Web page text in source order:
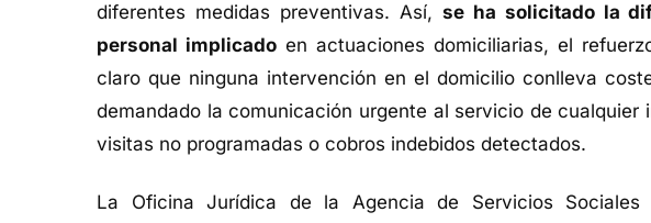
diferentes medidas preventivas. Así, se ha solicitado la
personal implicado en actuaciones domiciliarias, el
claro que ninguna intervención en el domicilio conlleva
demandado la comunicación urgente al servicio de cualquier
visitas no programadas o cobros indebidos detectados.
La Oficina Jurídica de la Agencia de Servicios